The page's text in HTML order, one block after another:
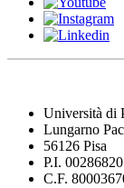
Università di
Lungarno
56126 Pisa
P.I.
C.F.